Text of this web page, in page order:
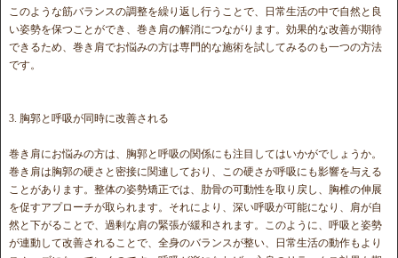
このような筋バランスの調整を繰り返し行うことで、日常生活の中で自然と良
い姿勢を保つことができ、巻き肩の解消につながります。効果的な改善が期待
できるため、巻き肩でお悩みの方は専門的な施術を試してみるのも一つの方法
です。
3. 胸郭と呼吸が同時に改善される
巻き肩にお悩みの方は、胸郭と呼吸の関係にも注目してはいかがでしょうか。
巻き肩は胸郭の硬さと密接に関連しており、この硬さが呼吸にも影響を与える
ことがあります。整体の姿勢矯正では、肋骨の可動性を取り戻し、胸椎の伸展
を促すアプローチが取られます。それにより、深い呼吸が可能になり、肩が自
然と下がることで、過剰な肩の緊張が緩和されます。このように、呼吸と姿勢
が連動して改善されることで、全身のバランスが整い、日常生活の動作もより